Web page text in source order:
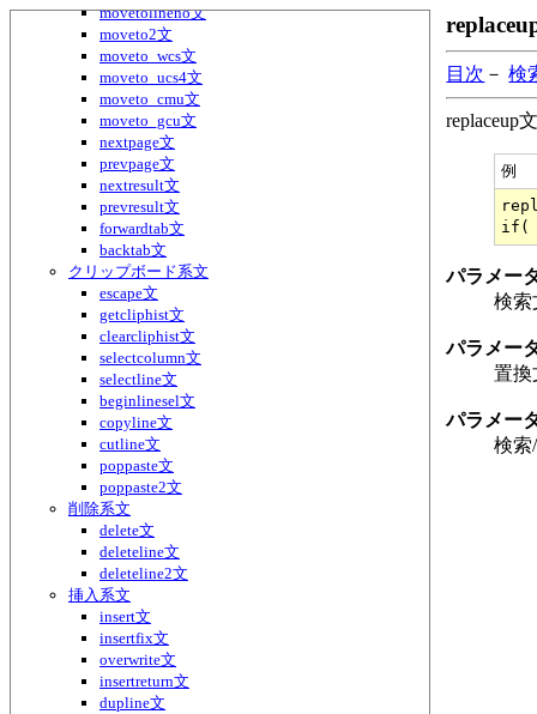
movetolineno文
moveto2文
moveto_wcs文
moveto_ucs4文
moveto_cmu文
moveto_gcu文
nextpage文
prevpage文
nextresult文
prevresult文
forwardtab文
backtab文
クリップボード系文
escape文
getcliphist文
clearcliphist文
selectcolumn文
selectline文
beginlinesel文
copyline文
cutline文
poppaste文
poppaste2文
削除系文
delete文
deleteline文
deleteline2文
挿入系文
insert文
insertfix文
overwrite文
insertreturn文
dupline文
目次 －検
replaceup
例
パラメー
検索
パラメー
置換
パラメー
検索